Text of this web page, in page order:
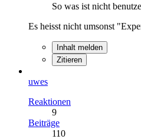
So was ist nicht
Es heisst nicht umsonst
Inhalt melden
Zitieren
uwes
Reaktionen
9
Beiträge
110